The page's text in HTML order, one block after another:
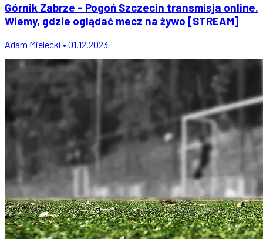
Górnik Zabrze - Pogoń Szczecin transmisja online.
Wiemy, gdzie oglądać mecz na żywo [STREAM]
Adam Mielecki • 01.12.2023